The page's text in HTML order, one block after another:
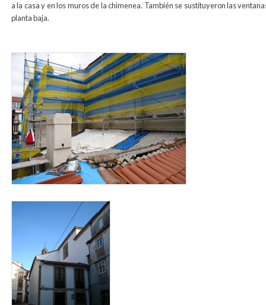
a la casa y en los muros de la chimenea. También se sustituyeron las
planta baja.
foto_obras_rectoral_san_miguel.jpg
foto_rectoral_san_miguel.jpg